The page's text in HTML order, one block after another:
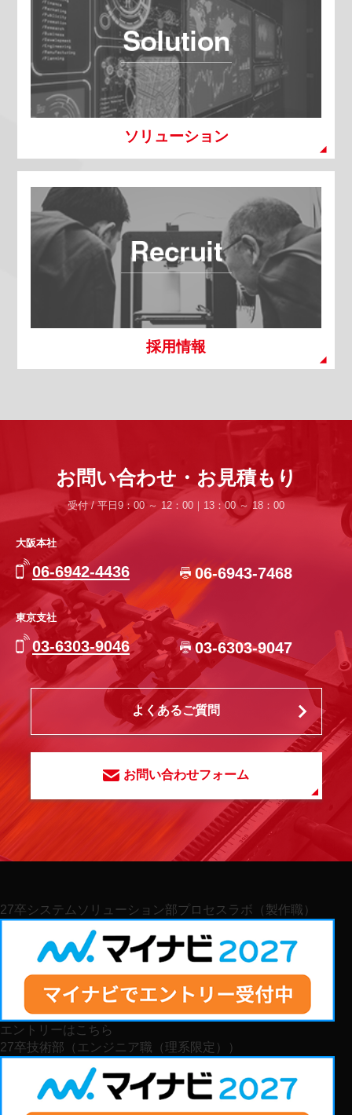
ソリューション
採用情報
お問い合わせ・お見積もり
受付 / 平日9：00 ～ 12：00｜13：00 ～ 18：00
大阪本社
06-6942-4436 06-6943-7468
東京支社
03-6303-9046 03-6303-9047
よくあるご質問
お問い合わせフォーム
27卒システムソリューション部プロセスラボ（製作職）
エントリーはこちら
27卒技術部（エンジニア職（理系限定））